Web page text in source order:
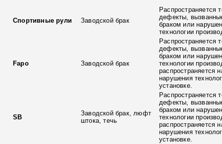
Спортивные рули Заводской брак
Распространяется
дефекты,
браком или
технологии
Fapo Заводской брак
Распространяется
дефекты,
браком или
технологии
распространяется
нарушения
установке.
SB
Заводской брак, люфт
штока, течь
Распространяется
дефекты,
браком или
технологии
распространяется
нарушения
установке.